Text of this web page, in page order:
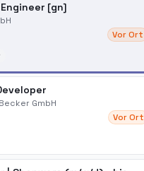
[gn]
Vor Ort
GmbH
Vor Ort